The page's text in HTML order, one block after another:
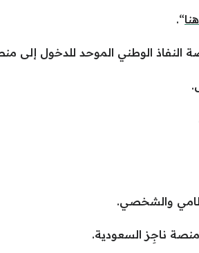
“.
النفاذ الوطني الموحد للدخول إلى
والشخصي.
ناجِز السعودية.